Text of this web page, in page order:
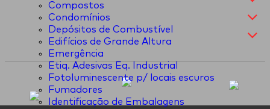
Compostos
Condomínios
Depósitos de Combustível
Edifícios de Grande Altura
Emergência
Etiq. Adesivas Eq. Industrial
Fotoluminescente p/ locais escuros
Fumadores
Identificação de Embalagens